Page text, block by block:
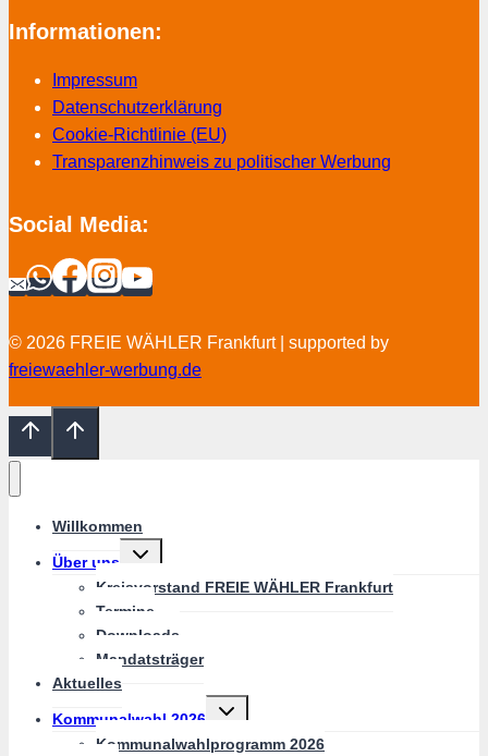
Informationen:
Impressum
Datenschutzerklärung
Cookie-Richtlinie (EU)
Transparenzhinweis zu politischer Werbung
Social Media:
© 2026 FREIE WÄHLER Frankfurt | supported by
freiewaehler-werbung.de
Willkommen
Über uns
Untermenü
umschalten
Kreisvorstand FREIE WÄHLER Frankfurt
Termine
Downloads
Mandatsträger
Aktuelles
Kommunalwahl 2026
Untermenü
umschalten
Kommunalwahlprogramm 2026